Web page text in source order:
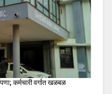
कर्मचारी वर्गात खळबळ